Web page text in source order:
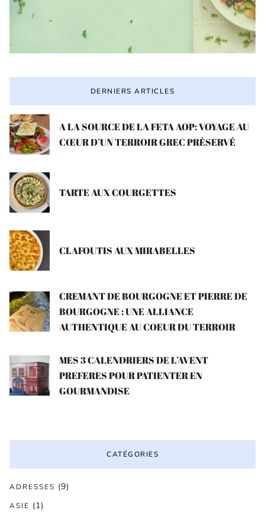
DERNIERS ARTICLES
A LA SOURCE DE LA FETA AOP: VOYAGE AU
CŒUR D’UN TERROIR GREC PRÉSERVÉ
TARTE AUX COURGETTES
CLAFOUTIS AUX MIRABELLES
CREMANT DE BOURGOGNE ET PIERRE DE
BOURGOGNE : UNE ALLIANCE
AUTHENTIQUE AU COEUR DU TERROIR
MES 3 CALENDRIERS DE L’AVENT
PREFERES POUR PATIENTER EN
GOURMANDISE
CATÉGORIES
ADRESSES (9)
ASIE (1)